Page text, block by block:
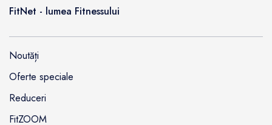
FitNet - lumea Fitnessului
Noutăți
Oferte speciale
Reduceri
FitZOOM